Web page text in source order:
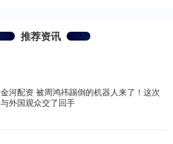
推荐资讯
金河配资 被周鸿祎踢倒的机器人来了！这次
与外国观众交了回手